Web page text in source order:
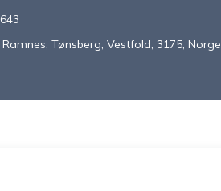
Tønsberg, Vestfold, 3175, Norge